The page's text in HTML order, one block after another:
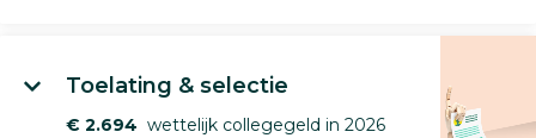
Toelating & selectie
€ 2.694 wettelijk collegegeld in 2026